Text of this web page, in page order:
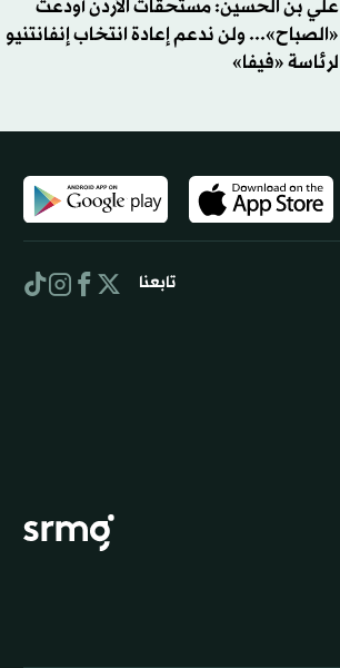
علي بن الحسين: مستحقات الأردن أُودعت
«الصباح»... ولن ندعم إعادة انتخاب إنفانتنيو
لرئاسة «فيفا»
تابعنا